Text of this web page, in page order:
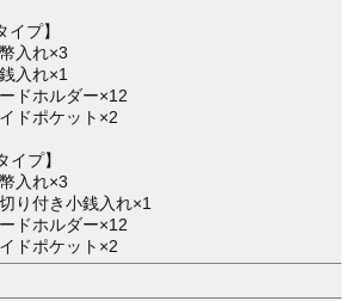
イプ】
幣入れ×3
銭入れ×1
ードホルダー×12
イドポケット×2
イプ】
幣入れ×3
切り付き小銭入れ×1
ードホルダー×12
イドポケット×2